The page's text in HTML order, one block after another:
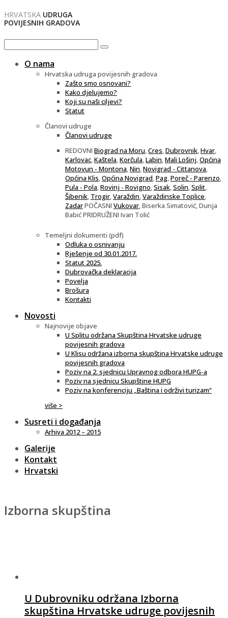
HRVATSKA UDRUGA
POVIJESNIH GRADOVA
O nama
Hrvatska udruga povijesnih gradova
Zašto smo osnovani?
Kako djelujemo?
Koji su naši ciljevi?
Statut
Članovi udruge
Članovi udruge
REDOVNI Biograd na Moru,Cres,Dubrovnik,Hvar,
Karlovac,Kaštela,Korčula,Labin,Mali Lošinj,Općina
Motovun - Montona,Nin,Novigrad - Cittanova,
Općina Klis,Općina Novigrad,Pag,Poreč - Parenzo,
Pula - Pola,Rovinj - Rovigno,Sisak,Solin,Split,
Šibenik, Trogir,Varaždin,Varaždinske Toplice,
ZadarPOČASNI Vukovar, Biserka Simatović, Dunja
Babić PRIDRUŽENI Ivan Tolić
Temeljni dokumenti (pdf)
Odluka o osnivanju
Rješenje od 30.01.2017.
Statut 2025.
Dubrovačka deklaracija
Povelja
Brošura
Kontakti
Novosti
Najnovije objave
U Splitu održana Skupština Hrvatske udruge
povijesnih gradova
U Klisu održana izborna skupština Hrvatske udruge
povijesnih gradova
Poziv na 2. sjednicu Upravnog odbora HUPG-a
Poziv na sjednicu Skupštine HUPG
Poziv na konferenciju „Baština i održivi turizam“
više >
Susreti i događanja
Arhiva 2012 – 2015
Galerije
Kontakt
Hrvatski
Izborna skupština
U Dubrovniku održana Izborna
skupština Hrvatske udruge povijesnih